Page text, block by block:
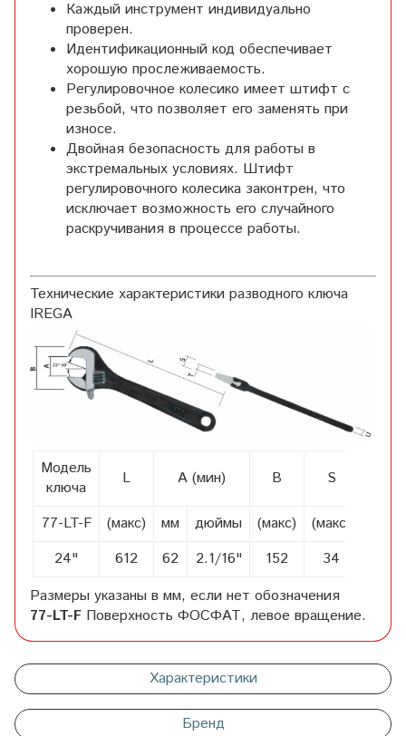
Каждый инструмент индивидуально
проверен.
Идентификационный код обеспечивает
хорошую прослеживаемость.
Регулировочное колесико имеет штифт с
резьбой, что позволяет его заменять при
износе.
Двойная безопасность для работы в
экстремальных условиях. Штифт
регулировочного колесика законтрен, что
исключает возможность его случайного
раскручивания в процессе работы.
Технические характеристики разводного ключа
IREGA
Модель
ключа
L A (мин) B S
77-LT-F (макс) мм дюймы (макс) (макс)
24"
612 62 2.1/16" 152 34
Размеры указаны в мм, если нет обозначения
77-LT-F Поверхность ФОСФАТ, левое вращение.
Характеристики
Бренд